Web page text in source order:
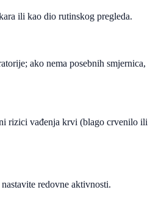
ili kao dio rutinskog pregleda.
ako nema posebnih smjernica,
rizici vađenja krvi (blago crvenilo ili
redovne aktivnosti.